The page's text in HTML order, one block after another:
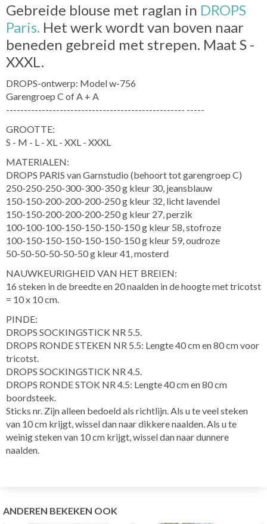
Gebreide blouse met raglan in DROPS
Paris. Het werk wordt van boven naar
beneden gebreid met strepen. Maat S -
XXXL.
DROPS-ontwerp: Model w-756
Garengroep C of A + A
-------------------------------------------------- -----
GROOTTE:
S - M - L - XL - XXL - XXXL
MATERIALEN:
DROPS PARIS van Garnstudio (behoort tot garengroep C)
250-250-250-300-300-350 g kleur 30, jeansblauw
150-150-200-200-200-250 g kleur 32, licht lavendel
150-150-200-200-200-250 g kleur 27, perzik
100-100-100-150-150-150-150 g kleur 58, stofroze
100-150-150-150-150-150-150 g kleur 59, oudroze
50-50-50-50-50-50 g kleur 41, mosterd
NAUWKEURIGHEID VAN HET BREIEN:
16 steken in de breedte en 20 naalden in de hoogte met tricotst
= 10 x 10 cm.
PINDE:
DROPS SOCKINGSTICK NR 5.5.
DROPS RONDE STEKEN NR 5.5: Lengte 40 cm en 80 cm voor
tricotst.
DROPS SOCKINGSTICK NR 4.5.
DROPS RONDE STOK NR 4.5: Lengte 40 cm en 80 cm
boordsteek.
Sticks nr. Zijn alleen bedoeld als richtlijn. Als u te veel steken
van 10 cm krijgt, wissel dan naar dikkere naalden. Als u te
weinig steken van 10 cm krijgt, wissel dan naar dunnere
naalden.
ANDEREN BEKEKEN OOK